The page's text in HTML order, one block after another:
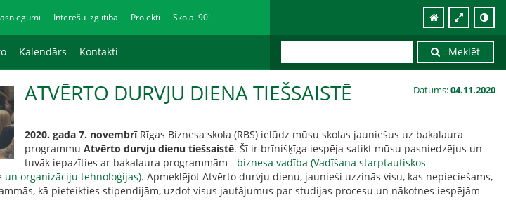
Meklēt
Interešu izglītība Projekti Skolai 90!
Kalendārs Kontakti
Datums:04.11.2020
ATVĒRTO DURVJU DIENA TIEŠSAISTĒ
2020. gada 7. novembrīRīgas Biznesa skola (RBS) ielūdz mūsu skolas jauniešus uz bakalaura
programmuAtvērto durvju dienu tiešsaistē. Šī ir brīnišķīga iespēja satikt mūsu pasniedzējus un
tuvāk iepazīties ar bakalaura programmām - biznesa vadība (Vadīšana starptautiskos
un organizāciju tehnoloģijas). Apmeklējot Atvērto durvju dienu, jaunieši uzzinās visu, kas nepieciešams,
kā pieteikties stipendijām, uzdot visus jautājumus par studijas procesu un nākotnes iespējām